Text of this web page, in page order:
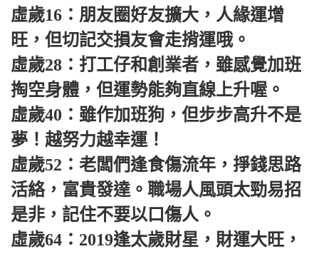
虛歲16：朋友圈好友擴大，人緣運增
旺，但切記交損友會走揹運哦。
虛歲28：打工仔和創業者，雖感覺加班
掏空身體，但運勢能夠直線上升喔。
虛歲40：雖作加班狗，但步步高升不是
夢！越努力越幸運！
虛歲52：老闆們逢食傷流年，掙錢思路
活絡，富貴發達。職場人風頭太勁易招
是非，記住不要以口傷人。
虛歲64：2019逢太歲財星，財運大旺，